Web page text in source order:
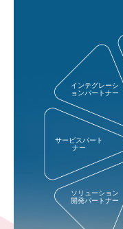
インテグレーシ
ョンパートナー
サービスパート
ナー
ソリューション
開発パートナー